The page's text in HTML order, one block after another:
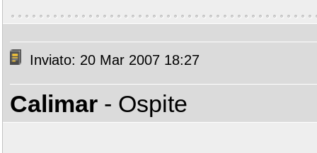
Inviato: 20 Mar 2007 18:27
Calimar - Ospite